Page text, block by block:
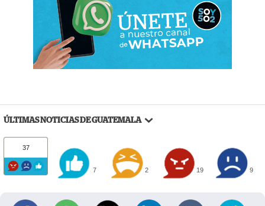
ÚLTIMAS NOTICIAS DE GUATEMALA
37
7 2 19 9